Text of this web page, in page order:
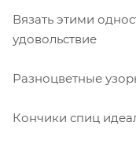
Вязать этими
удовольствие
Разноцветные
Кончики спиц